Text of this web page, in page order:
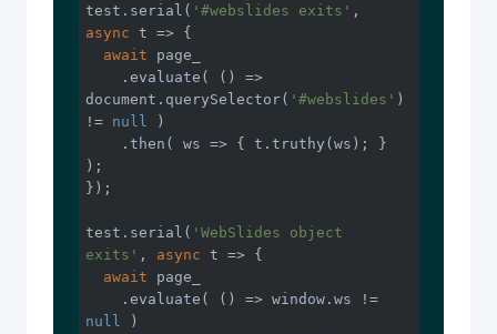
test.serial( '#webslides exits'
async t => {
await page_
    .evaluate(
()
=>
document .querySelector( '#webslides' )
!= null )
    .then(
ws => { t.truthy(ws); }
);
});
test.serial( 'WebSlides object
exits' , async t => {
await page_
    .evaluate(
() => window
.ws !=
null )